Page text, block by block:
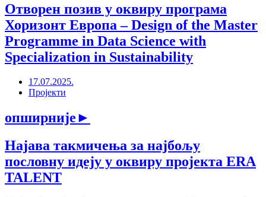
Отворен позив у оквиру програма
Хоризонт Европа – Design of the Master
Programme in Data Science with
Specialization in Sustainability
17.07.2025.
Пројекти
опширније►
Најава такмичења за најбољу
пословну идеју у оквиру пројекта ERA
TALENT